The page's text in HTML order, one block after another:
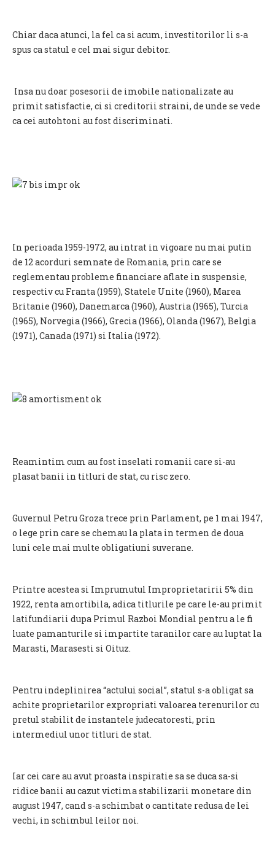
Chiar daca atunci, la fel ca si acum, investitorilor li s-a
spus ca statul e cel mai sigur debitor.
Insa nu doar posesorii de imobile nationalizate au
primit satisfactie, ci si creditorii straini, de unde se vede
ca cei autohtoni au fost discriminati.
In perioada 1959-1972, au intrat in vigoare nu mai putin
de 12 acorduri semnate de Romania, prin care se
reglementau probleme financiare aflate in suspensie,
respectiv cu Franta (1959), Statele Unite (1960), Marea
Britanie (1960), Danemarca (1960), Austria (1965), Turcia
(1965), Norvegia (1966), Grecia (1966), Olanda (1967), Belgia
(1971), Canada (1971) si Italia (1972).
Reamintim cum au fost inselati romanii care si-au
plasat banii in titluri de stat, cu risc zero.
Guvernul Petru Groza trece prin Parlament, pe 1 mai 1947,
o lege prin care se chemau la plata in termen de doua
luni cele mai multe obligatiuni suverane.
Printre acestea si Imprumutul Improprietaririi 5% din
1922, renta amortibila, adica titlurile pe care le-au primit
latifundiarii dupa Primul Razboi Mondial pentru a le fi
luate pamanturile si impartite taranilor care au luptat la
Marasti, Marasesti si Oituz.
Pentru indeplinirea “actului social”, statul s-a obligat sa
achite proprietarilor expropriati valoarea terenurilor cu
pretul stabilit de instantele judecatoresti, prin
intermediul unor titluri de stat.
Iar cei care au avut proasta inspiratie sa se duca sa-si
ridice banii au cazut victima stabilizarii monetare din
august 1947, cand s-a schimbat o cantitate redusa de lei
vechi, in schimbul leilor noi.